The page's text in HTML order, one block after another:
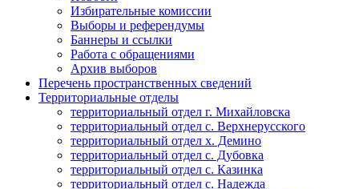
Избирательные комиссии
Выборы и референдумы
Баннеры и ссылки
Работа с обращениями
Архив выборов
Перечень пространственных сведений
Территориальные отделы
территориальный отдел г. Михайловска
территориальный отдел с. Верхнерусского
территориальный отдел х. Демино
территориальный отдел с. Дубовка
территориальный отдел с. Казинка
территориальный отдел с. Надежда